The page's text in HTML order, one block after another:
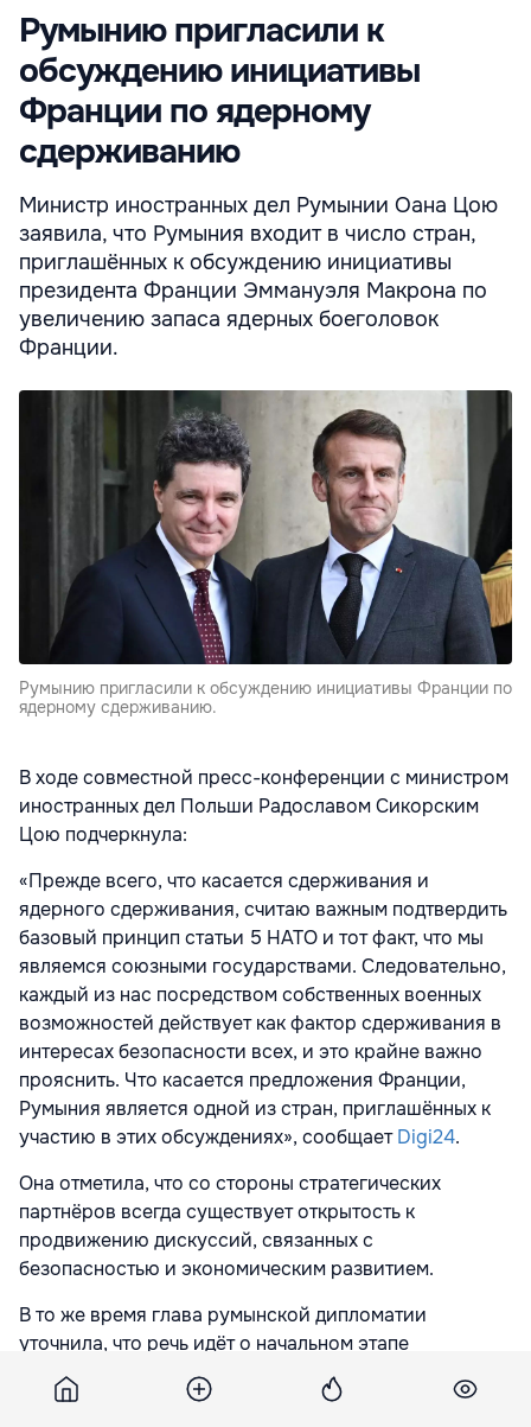
Румынию пригласили к
обсуждению инициативы
Франции по ядерному
сдерживанию
Министр иностранных дел Румынии Оана Цою
заявила, что Румыния входит в число стран,
приглашённых к обсуждению инициативы
президента Франции Эммануэля Макрона по
увеличению запаса ядерных боеголовок
Франции.
Румынию пригласили к обсуждению инициативы Франции по
ядерному сдерживанию.
В ходе совместной пресс-конференции с министром
иностранных дел Польши Радославом Сикорским
Цою подчеркнула:
«Прежде всего, что касается сдерживания и
ядерного сдерживания, считаю важным подтвердить
базовый принцип статьи 5 НАТО и тот факт, что мы
являемся союзными государствами. Следовательно,
каждый из нас посредством собственных военных
возможностей действует как фактор сдерживания в
интересах безопасности всех, и это крайне важно
прояснить. Что касается предложения Франции,
Румыния является одной из стран, приглашённых к
участию в этих обсуждениях», сообщаетDigi24.
Она отметила, что со стороны стратегических
партнёров всегда существует открытость к
продвижению дискуссий, связанных с
безопасностью и экономическим развитием.
В то же время глава румынской дипломатии
уточнила, что речь идёт о начальном этапе
обсуждений возможного плана, а детали пока не
определены.